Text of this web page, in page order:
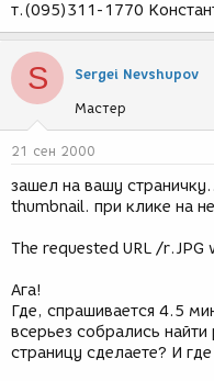
т.(095)311-1770
S Sergei Nevshupov
Мастер
21 сен 2000
зашел на вашу
thumbnail. при клике на
The requested URL /
Ага!
Где, спрашивается 4.5
всерьез собрались
страницу сделаете? И